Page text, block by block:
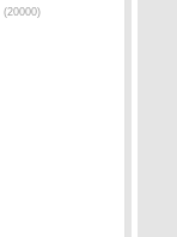
(20000)